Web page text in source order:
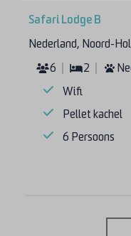
Safari Lodge B
Nederland, Noord-
6
2
Wifi
Pellet kachel
6 Persoons